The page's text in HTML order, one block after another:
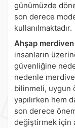
günümüzde
son derece
kullanılmaktadır.
Ahşap merdiven
insanların
güvenliğine
nedenle
bilinmeli, uygun
yapılırken hem
son derece
değiştirmek için